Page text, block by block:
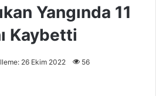
Yangında 11
Kaybetti
26 Ekim 2022 56